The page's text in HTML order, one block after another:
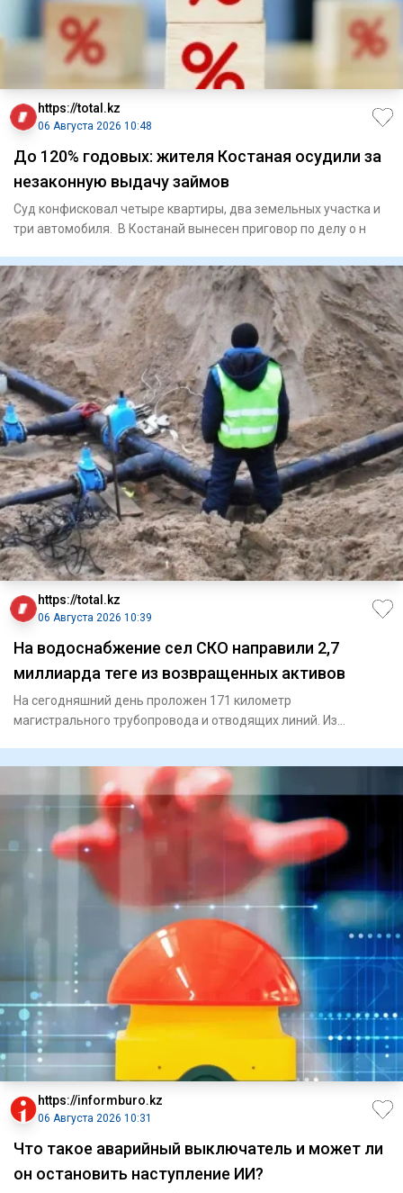
https://total.kz
06 Августа 2026 10:48
До 120% годовых: жителя Костаная осудили за
незаконную выдачу займов
Суд конфисковал четыре квартиры, два земельных участка и
три автомобиля. В Костанай вынесен приговор по делу о н
https://total.kz
06 Августа 2026 10:39
На водоснабжение сел СКО направили 2,7
миллиарда теңге из возвращенных активов
На сегодняшний день проложен 171 километр
магистрального трубопровода и отводящих линий. Из
https://informburo.kz
06 Августа 2026 10:31
Что такое аварийный выключатель и может ли
он остановить наступление ИИ?